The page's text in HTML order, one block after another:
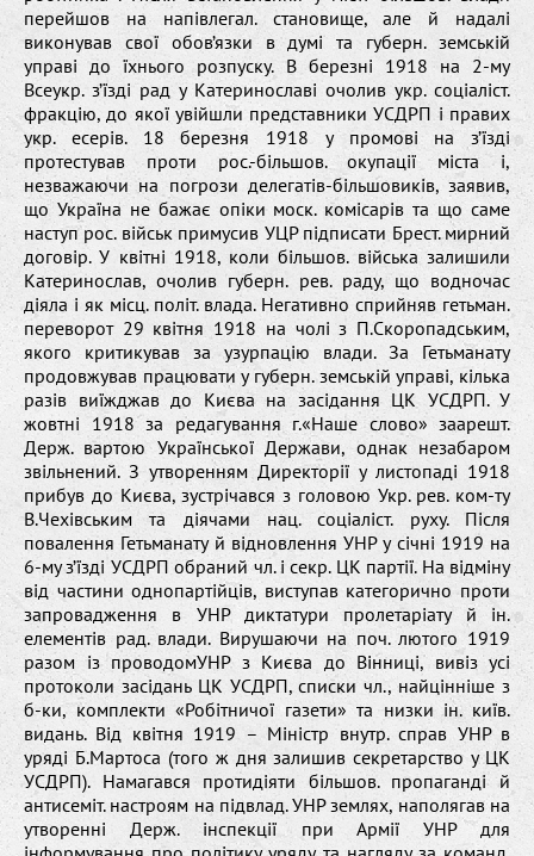
перейшов на напівлегал. становище, але й надалі
виконував свої обов’язки в думі та губерн. земській
управі до їхнього розпуску. В березні 1918 на 2-му
Всеукр. з’їзді рад у Катеринославі очолив укр. соціаліст.
фракцію, до якої увійшли представники УСДРП і правих
укр. есерів. 18 березня 1918 у промові на з’їзді
протестував проти рос.-більшов. окупації міста і,
незважаючи на погрози делегатів-більшовиків, заявив,
що Україна не бажає опіки моск. комісарів та що саме
наступ рос. військ примусив УЦР підписати Брест. мирний
договір. У квітні 1918, коли більшов. війська залишили
Катеринослав, очолив губерн. рев. раду, що водночас
діяла і як місц. політ. влада. Негативно сприйняв гетьман.
переворот 29 квітня 1918 на чолі з П.Скоропадським,
якого критикував за узурпацію влади. За Гетьманату
продовжував працювати у губерн. земській управі, кілька
разів виїжджав до Києва на засідання ЦК УСДРП. У
жовтні 1918 за редагування г.«Наше слово» заарешт.
Держ. вартою Української Держави, однак незабаром
звільнений. З утворенням Директорії у листопаді 1918
прибув до Києва, зустрічався з головою Укр. рев. ком-ту
В.Чехівським та діячами нац. соціаліст. руху. Після
повалення Гетьманату й відновлення УНР у січні 1919 на
6-му з’їзді УСДРП обраний чл. і секр. ЦК партії. На відміну
від частини однопартійців, виступав категорично проти
запровадження в УНР диктатури пролетаріату й ін.
елементів рад. влади. Вирушаючи на поч. лютого 1919
разом із проводомУНР з Києва до Вінниці, вивіз усі
протоколи засідань ЦК УСДРП, списки чл., найцінніше з
б-ки, комплекти «Робітничої газети» та низки ін. київ.
видань. Від квітня 1919 – Міністр внутр. справ УНР в
уряді Б.Мартоса (того ж дня залишив секретарство у ЦК
УСДРП). Намагався протидіяти більшов. пропаганді й
антисеміт. настроям на підвлад. УНР землях, наполягав на
утворенні Держ. інспекції при Армії УНР для